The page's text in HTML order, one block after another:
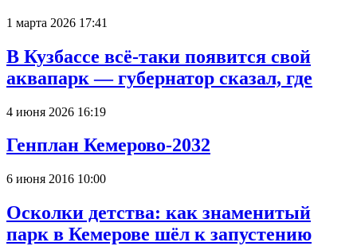
1 марта 2026 17:41
В Кузбассе всё-таки появится свой
аквапарк — губернатор сказал, где
4 июня 2026 16:19
Генплан Кемерово-2032
6 июня 2016 10:00
Осколки детства: как знаменитый
парк в Кемерове шёл к запустению